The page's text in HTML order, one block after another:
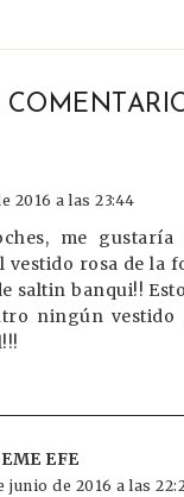
2016 a las 23:44
me
vestido rosa de la
saltin banqui!!
ningún vestido
EFE
junio de 2016 a las